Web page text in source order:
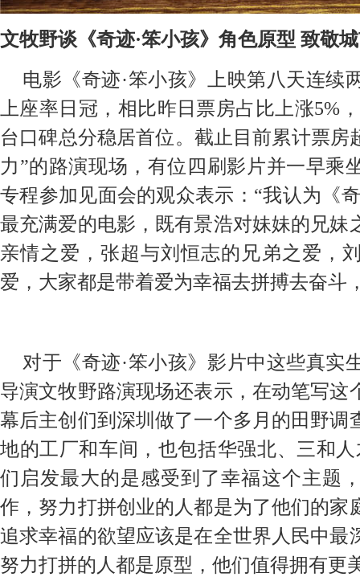
文牧野谈《奇迹·笨小孩》角色原型 致敬
电影《奇迹·笨小孩》上映第八天连续
上座率日冠，相比昨日票房占比上涨5%
台口碑总分稳居首位。截止目前累计票房
力”的路演现场，有位四刷影片并一早乘
专程参加 见面会的观众表示：“我认为《
最充满爱的电影 ，既有景浩对妹妹的 兄妹
亲情之爱，张超与刘恒志的 兄弟之爱，
爱，大家都是带着爱为幸福去拼搏去奋斗
对于《奇迹·笨小孩》影片中这些真实
导演文牧野路演现场还表示，在动笔写这
幕后主创们到深圳做了一个多月的田野调
地的工厂和车间， 也包括华强北、 三和
们启发最大的是感受到 了幸福这个主题
作，努力打拼创业的人都是为了他们的家
追求幸福的欲望应该是在全世界人民中最
努力打拼的人都是原型，他们值得拥有更